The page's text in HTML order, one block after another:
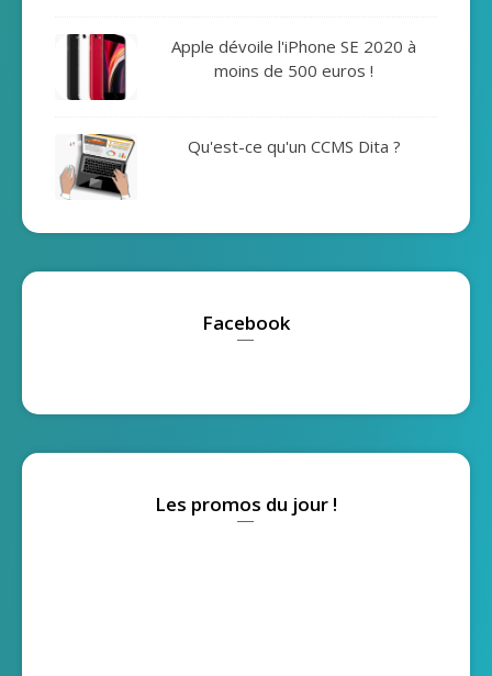
Apple dévoile l'iPhone SE 2020 à
moins de 500 euros !
Qu'est-ce qu'un CCMS Dita ?
Facebook
Les promos du jour !